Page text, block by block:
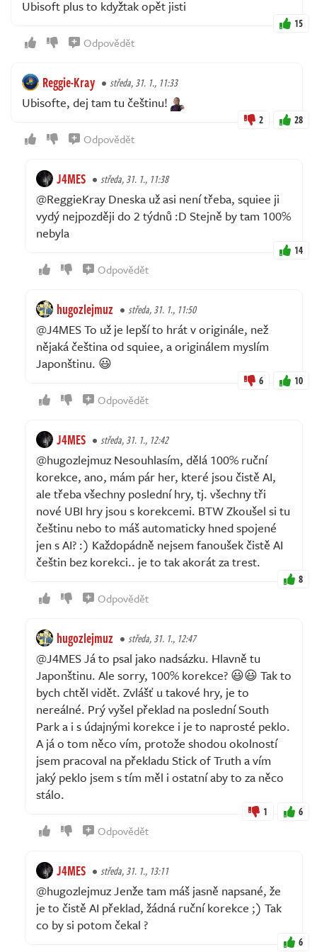
Ubisoft plus to kdyžtak opět jisti
15
Odpovědět
Reggie-Kray středa, 31. 1., 11:33
Ubisofte, dej tam tu češtinu!
2 28
Odpovědět
J4MES středa, 31. 1., 11:38
@ReggieKray Dneska už asi není třeba, squiee ji
vydý nejpozději do 2 týdnů :D Stejně by tam 100%
nebyla
14
Odpovědět
hugozlejmuz středa, 31. 1., 11:50
@J4MES To už je lepší to hrát v originále, než
nějaká čeština od squiee, a originálem myslím
Japonštinu. 😃
6 10
Odpovědět
J4MES středa, 31. 1., 12:42
@hugozlejmuz Nesouhlasím, dělá 100% ruční
korekce, ano, mám pár her, které jsou čistě AI,
ale třeba všechny poslední hry, tj. všechny tři
nové UBI hry jsou s korekcemi. BTW Zkoušel si tu
češtinu nebo to máš automaticky hned spojené
jen s AI? :) Každopádně nejsem fanoušek čistě AI
češtin bez korekci.. je to tak akorát za trest.
8
Odpovědět
hugozlejmuz středa, 31. 1., 12:47
@J4MES Já to psal jako nadsázku. Hlavně tu
Japonštinu. Ale sorry, 100% korekce? 😃😃 Tak to
bych chtěl vidět. Zvlášť u takové hry, je to
nereálné. Prý vyšel překlad na poslední South
Park a i s údajnými korekce i je to naprosté peklo.
A já o tom něco vím, protože shodou okolností
jsem pracoval na překladu Stick of Truth a vím
jaký peklo jsem s tím měl i ostatní aby to za něco
stálo.
1 6
Odpovědět
J4MES středa, 31. 1., 13:11
@hugozlejmuz Jenže tam máš jasně napsané, že
je to čistě AI překlad, žádná ruční korekce ;) Tak
co by si potom čekal ?
6